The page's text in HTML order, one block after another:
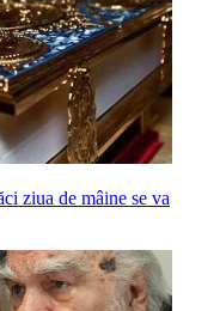
ziua de mâine se va